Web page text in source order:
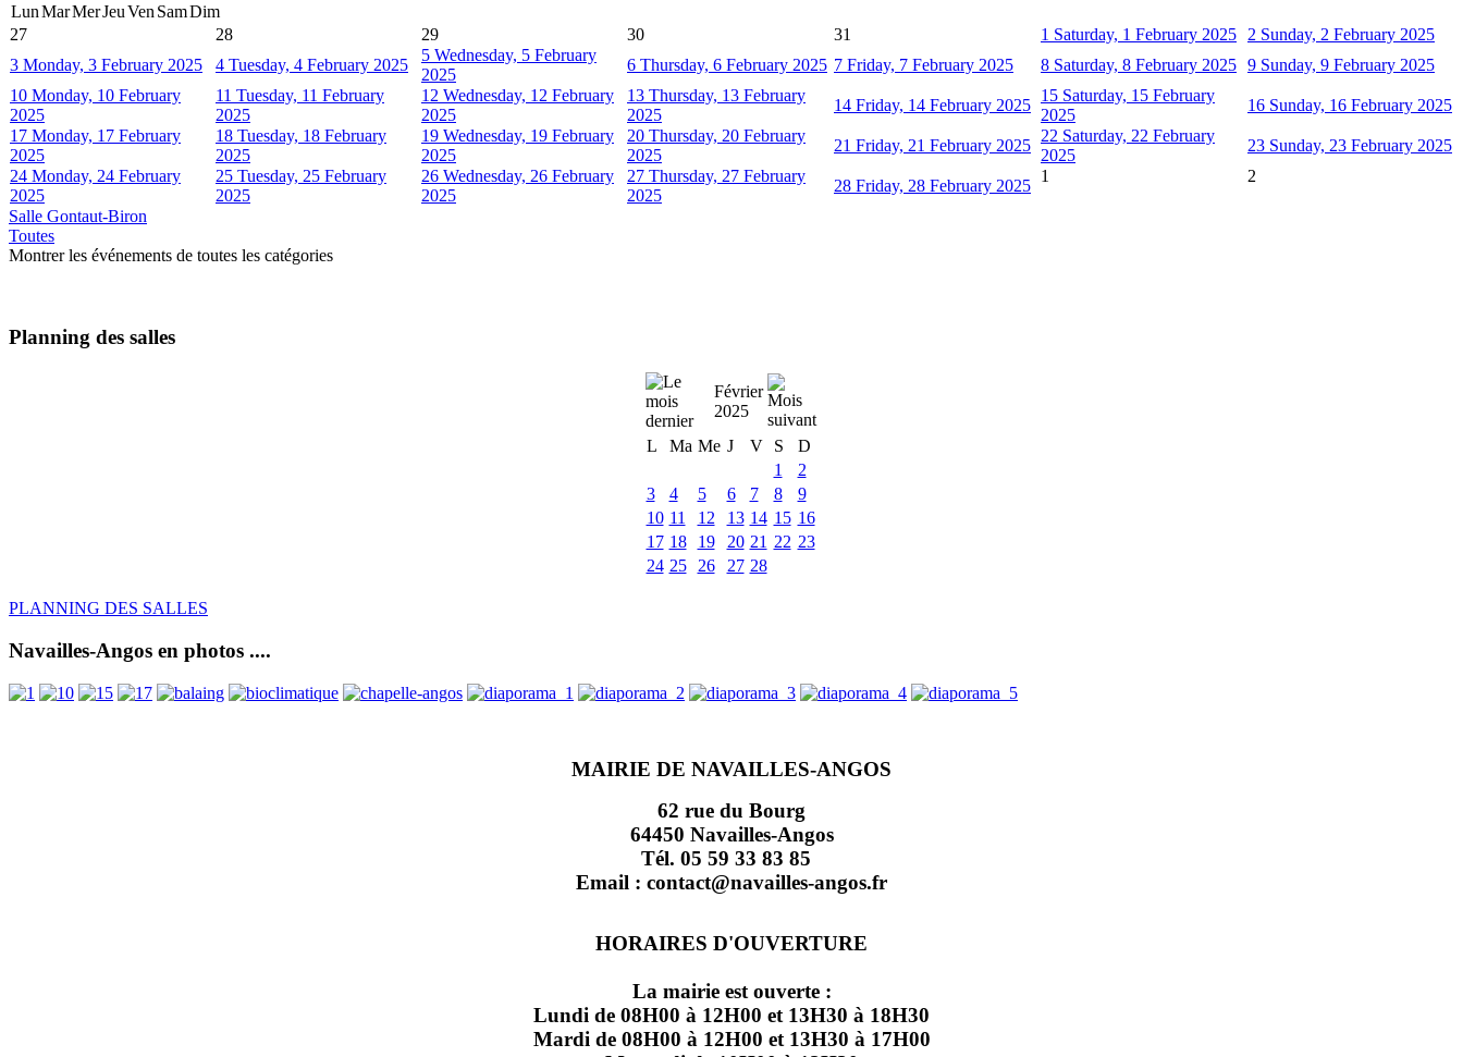
LunMarMerJeuVen SamDim
27
28 29 30 31 1 Saturday, 1 February 2025 2 Sunday, 2 February 2025
3 Monday, 3 February 2025 4 Tuesday, 4 February 2025
5 Wednesday, 5 February
2025
6 Thursday, 6 February 2025 7 Friday, 7 February 2025 8 Saturday, 8 February 2025 9 Sunday, 9 February 2025
10 Monday, 10 February
2025
11 Tuesday, 11 February
2025
12 Wednesday, 12 February
2025
13 Thursday, 13 February
2025
14 Friday, 14 February 2025
15 Saturday, 15 February
2025
16 Sunday, 16 February 2025
17 Monday, 17 February
2025
18 Tuesday, 18 February
2025
19 Wednesday, 19 February
2025
20 Thursday, 20 February
2025
21 Friday, 21 February 2025
22 Saturday, 22 February
2025
23 Sunday, 23 February 2025
24 Monday, 24 February
2025
25 Tuesday, 25 February
2025
26 Wednesday, 26 February
2025
27 Thursday, 27 February
2025
28 Friday, 28 February 2025
1 2
Salle Gontaut-Biron
Toutes
Montrer les événements de toutes les catégories
Planning des salles
Février
2025
L
Ma Me J V S
D
1
2
3
4 5 6 7 8
9
10 11 12 13 14 15 16
17 18 19 20 21 22 23
24 25 26 27 28
PLANNING DES SALLES
Navailles-Angos en photos ....
MAIRIE DE NAVAILLES-ANGOS
62 rue du Bourg
64450 Navailles-Angos
Tél. 05 59 33 83 85
Email : contact@navailles-angos.fr
HORAIRES D'OUVERTURE
La mairie est ouverte :
Lundi de 08H00 à 12H00 et 13H30 à 18H30
Mardi de 08H00 à 12H00 et 13H30 à 17H00